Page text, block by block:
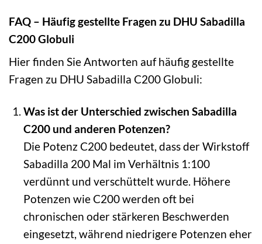
FAQ – Häufig gestellte Fragen zu DHU Sabadilla
C200 Globuli
Hier finden Sie Antworten auf häufig gestellte
Fragen zu DHU Sabadilla C200 Globuli:
Was ist der Unterschied zwischen Sabadilla
C200 und anderen Potenzen?
Die Potenz C200 bedeutet, dass der Wirkstoff
Sabadilla 200 Mal im Verhältnis 1:100
verdünnt und verschüttelt wurde. Höhere
Potenzen wie C200 werden oft bei
chronischen oder stärkeren Beschwerden
eingesetzt, während niedrigere Potenzen eher